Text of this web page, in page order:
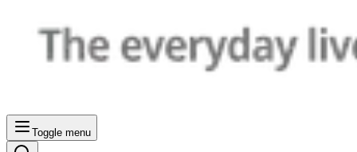
Toggle menu